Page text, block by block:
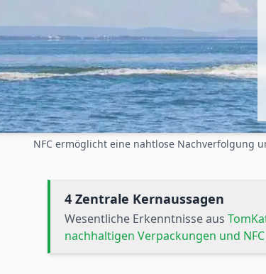
NFC ermöglicht eine nahtlose Nachverfolgung
4 Zentrale Kernaussagen
Wesentliche Erkenntnisse aus
nachhaltigen Verpackungen und NFC